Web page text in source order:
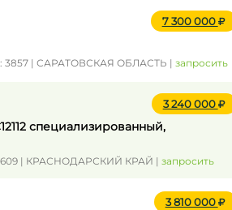
7 300 000
3857 | САРАТОВСКАЯ ОБЛАСТЬ | запросить
3 240 000
специализированный,
| КРАСНОДАРСКИЙ КРАЙ | запросить
3 810 000